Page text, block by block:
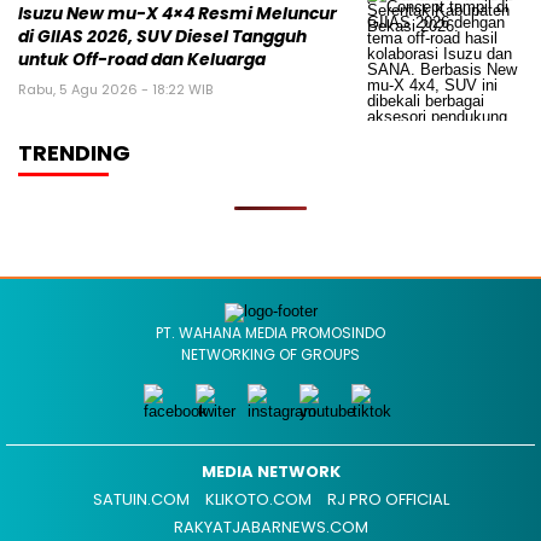
Isuzu New mu-X 4×4 Resmi Meluncur
di GIIAS 2026, SUV Diesel Tangguh
untuk Off-road dan Keluarga
Rabu, 5 Agu 2026 - 18:22 WIB
TRENDING
PT. WAHANA MEDIA PROMOSINDO
NETWORKING OF GROUPS
MEDIA NETWORK
SATUIN.COM
KLIKOTO.COM
RJ PRO OFFICIAL
RAKYATJABARNEWS.COM